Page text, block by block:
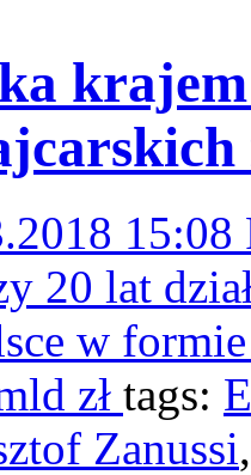
15:08
20 lat
w
zł tags:
Zanussi,